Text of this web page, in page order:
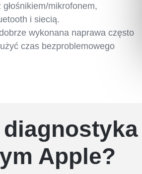
mikrofonem,
i siecią.
wykonana naprawa często
czas bezproblemowego
Apple?